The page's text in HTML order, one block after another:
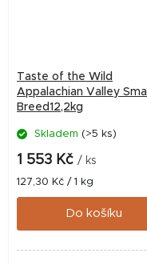
Taste of the Wild
Appalachian Valley Small
Breed12,2kg
Skladem (>5 ks)
1 553 Kč / ks
Měrná
cena:
127,30 Kč / 1 kg
Do košíku